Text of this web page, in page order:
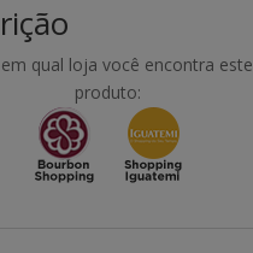
qual loja você encontra este
produto: